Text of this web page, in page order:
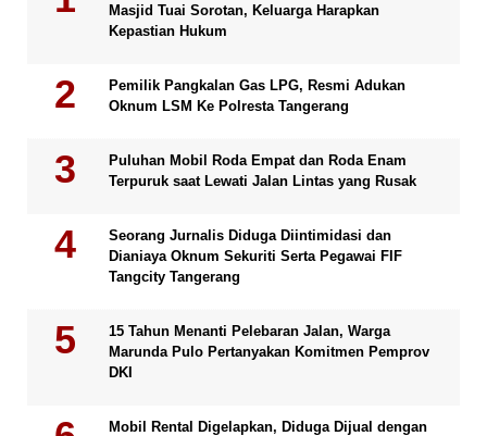
Masjid Tuai Sorotan, Keluarga Harapkan
Kepastian Hukum
Pemilik Pangkalan Gas LPG, Resmi Adukan
Oknum LSM Ke Polresta Tangerang
Puluhan Mobil Roda Empat dan Roda Enam
Terpuruk saat Lewati Jalan Lintas yang Rusak
Seorang Jurnalis Diduga Diintimidasi dan
Dianiaya Oknum Sekuriti Serta Pegawai FIF
Tangcity Tangerang
15 Tahun Menanti Pelebaran Jalan, Warga
Marunda Pulo Pertanyakan Komitmen Pemprov
DKI
Mobil Rental Digelapkan, Diduga Dijual dengan